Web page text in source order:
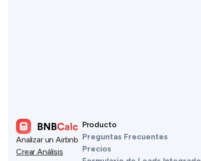
Analizar un Airbnb
Crear Análisis
Producto
Preguntas Frecuentes
Precios